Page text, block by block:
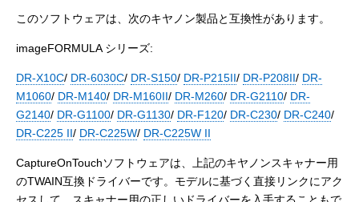
このソフトウェアは、次のキヤノン製品と互換性があります。
imageFORMULA シリーズ:
DR-X10C/ DR-6030C/ DR-S150/ DR-P215II/ DR-P208II/ DR-
M1060/ DR-M140/ DR-M160II/ DR-M260/ DR-G2110/ DR-
G2140/ DR-G1100/ DR-G1130/ DR-F120/ DR-C230/ DR-C240/
DR-C225 II/ DR-C225W/ DR-C225W II
CaptureOnTouchソフトウェアは、上記のキヤノンスキャナー用
のTWAIN互換ドライバーです。モデルに基づく直接リンクにアク